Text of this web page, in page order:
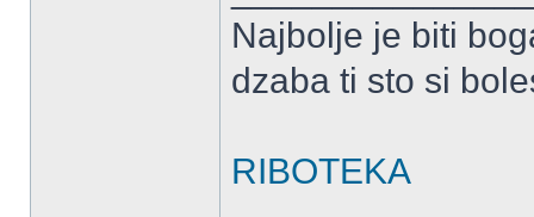
Najbolje je biti
dzaba ti sto si
RIBOTEKA